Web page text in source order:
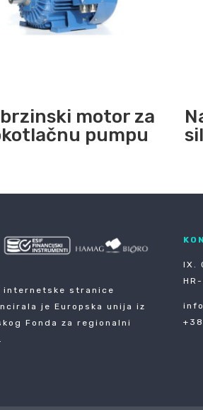
motor za
pumpu
internetske stranice
je Europska unija iz
Fonda za regionalni
IX.